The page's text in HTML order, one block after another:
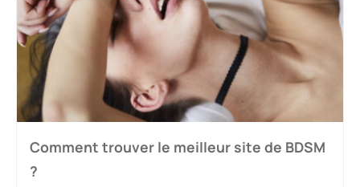
Comment trouver le meilleur site de BDSM
?